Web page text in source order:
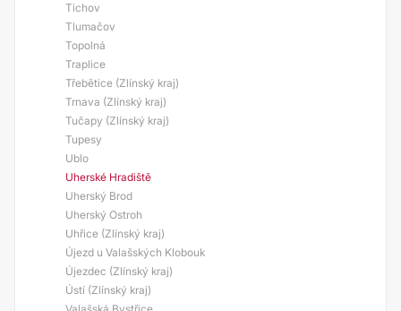
Tichov
Tlumačov
Topolná
Traplice
Třebětice (Zlínský kraj)
Trnava (Zlínský kraj)
Tučapy (Zlínský kraj)
Tupesy
Ublo
Uherské Hradiště
Uherský Brod
Uherský Ostroh
Uhřice (Zlínský kraj)
Újezd u Valašských Klobouk
Újezdec (Zlínský kraj)
Ústí (Zlínský kraj)